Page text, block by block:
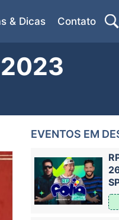
& Dicas Contato
EVENTOS EM